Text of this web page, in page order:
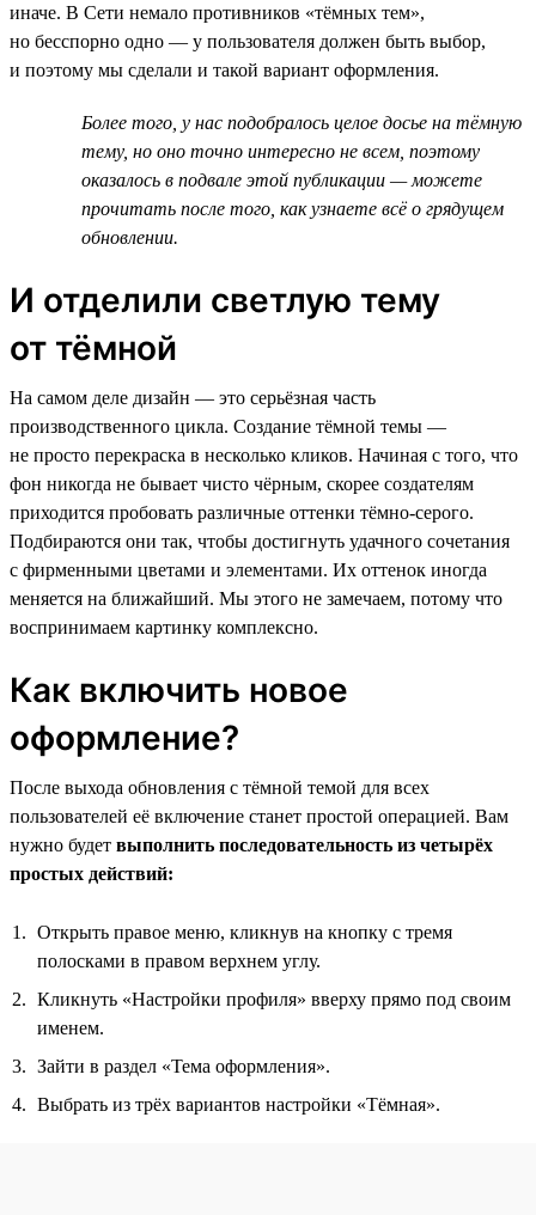
иначе. В Сети немало противников «тёмных тем»,
но бесспорно одно — у пользователя должен быть выбор,
и поэтому мы сделали и такой вариант оформления.
Более того, у нас подобралось целое досье на тёмную
тему, но оно точно интересно не всем, поэтому
оказалось в подвале этой публикации — можете
прочитать после того, как узнаете всё о грядущем
обновлении.
И отделили светлую тему
от тёмной
На самом деле дизайн — это серьёзная часть
производственного цикла. Создание тёмной темы —
не просто перекраска в несколько кликов. Начиная с того, что
фон никогда не бывает чисто чёрным, скорее создателям
приходится пробовать различные оттенки тёмно-серого.
Подбираются они так, чтобы достигнуть удачного сочетания
с фирменными цветами и элементами. Их оттенок иногда
меняется на ближайший. Мы этого не замечаем, потому что
воспринимаем картинку комплексно.
Как включить новое
оформление?
После выхода обновления с тёмной темой для всех
пользователей её включение станет простой операцией. Вам
нужно будет выполнить последовательность из четырёх
простых действий:
Открыть правое меню, кликнув на кнопку с тремя
полосками в правом верхнем углу.
Кликнуть «Настройки профиля» вверху прямо под своим
именем.
Зайти в раздел «Тема оформления».
Выбрать из трёх вариантов настройки «Тёмная».